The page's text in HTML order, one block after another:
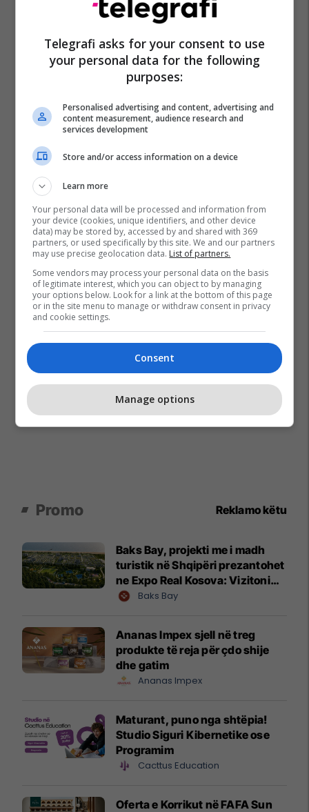
Lojërat Mesdhetare Prishtina 2030 Mkrs Kosh
Promo Reklamo këtu
Baks Bay, projekti me i madh
turistik në Shqipëri prezantohet
ne Expo Real Kosova: Vizitoni
shtandin dhe zbuloni
Baks Bay
Ananas Impex sjell në treg
produkte të reja për çdo shije
dhe gatim
Ananas Impex
Maturant, puno nga shtëpia!
Studio Siguri Kibernetike ose
Programim
Cacttus Education
Oferta e Korrikut në FAFA Sun
Telegrafi asks for your consent to use
your personal data for the following
purposes:
Personalised advertising and content, advertising and
content measurement, audience research and
services development
Store and/or access information on a device
Learn more
Your personal data will be processed and information from
your device (cookies, unique identifiers, and other device
data) may be stored by, accessed by and shared with 369
partners, or used specifically by this site. We and our partners
may use precise geolocation data. List of partners.
Some vendors may process your personal data on the basis
of legitimate interest, which you can object to by managing
your options below. Look for a link at the bottom of this page
or in the site menu to manage or withdraw consent in privacy
and cookie settings.
Consent
Manage options